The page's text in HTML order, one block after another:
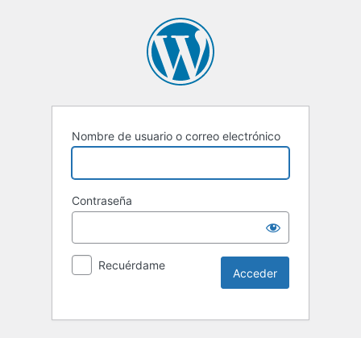
Nombre de usuario o correo electrónico
Contraseña
Recuérdame